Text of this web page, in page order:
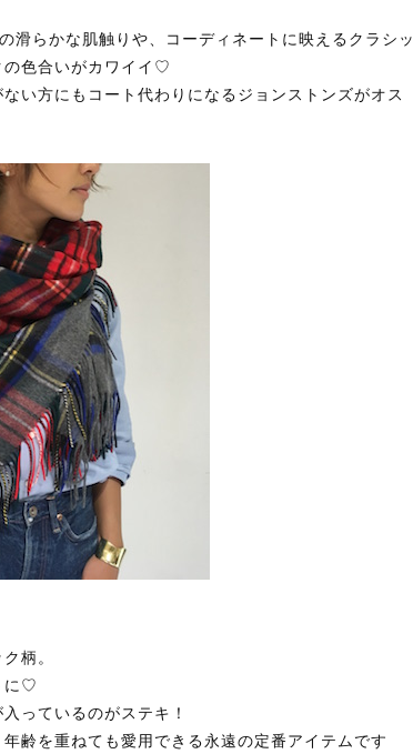
滑らかな肌触りや、コーディネートに映えるクラシッ
の色合いがカワイイ♡
い方にもコート代わりになるジョンストンズがオス
柄。
に♡
っているのがステキ！
齢を重ねても愛用できる永遠の定番アイテムです